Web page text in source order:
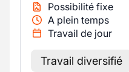
Possibilité fixe
A plein temps
Travail de jour
Travail diversifié